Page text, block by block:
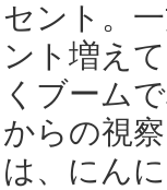
セント。
ント増え
くブーム
からの視
は、にん